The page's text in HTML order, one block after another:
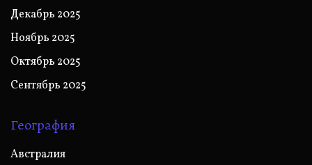
Декабрь 2025
Ноябрь 2025
Октябрь 2025
Сентябрь 2025
География
Австралия